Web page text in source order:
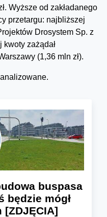
Wyższe od zakładanego
przetargu: najbliższej
Drosystem Sp. z
kwoty zażądał
(1,36 mln zł).
buspasa
będzie mógł